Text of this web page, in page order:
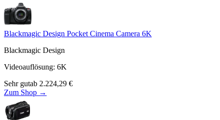
Blackmagic Design Pocket Cinema Camera 6K
Blackmagic Design
Videoauflösung: 6K
Sehr gutab 2.224,29 €
Zum Shop →